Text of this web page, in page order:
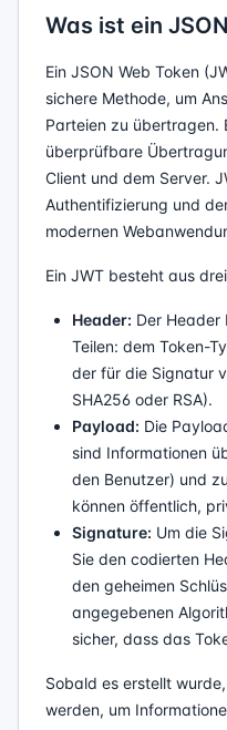
Was ist ein
Ein JSON Web Token
sichere Methode, um
Parteien zu übertragen.
überprüfbare
Client und dem Server.
Authentifizierung und
modernen
Ein JWT besteht aus
Header: Der Header
Teilen: dem Token-
der für die Signatur
SHA256 oder RSA).
Payload: Die
sind Informationen
den Benutzer) und
können öffentlich,
Signature: Um die
Sie den codierten
den geheimen
angegebenen
sicher, dass das
Sobald es erstellt
werden, um